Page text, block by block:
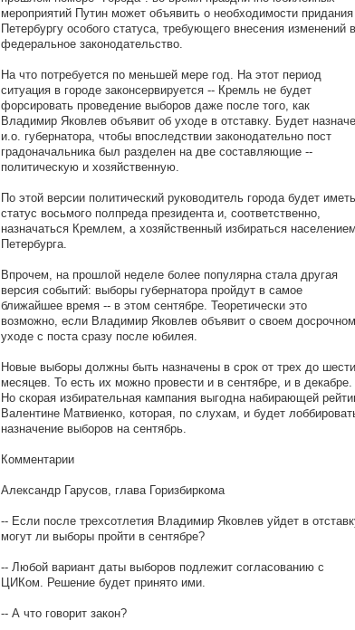
мероприятий Путин может объявить о необходимости придания
Петербургу особого статуса, требующего внесения изменений в
федеральное законодательство.
На что потребуется по меньшей мере год. На этот период
ситуация в городе законсервируется -- Кремль не будет
форсировать проведение выборов даже после того, как
Владимир Яковлев объявит об уходе в отставку. Будет
и.о. губернатора, чтобы впоследствии законодательно пост
градоначальника был разделен на две составляющие --
политическую и хозяйственную.
По этой версии политический руководитель города будет иметь
статус восьмого полпреда президента и, соответственно,
назначаться Кремлем, а хозяйственный избираться населением
Петербурга.
Впрочем, на прошлой неделе более популярна стала другая
версия событий: выборы губернатора пройдут в самое
ближайшее время -- в этом сентябре. Теоретически это
возможно, если Владимир Яковлев объявит о своем досрочном
уходе с поста сразу после юбилея.
Новые выборы должны быть назначены в срок от трех до шести
месяцев. То есть их можно провести и в сентябре, и в декабре.
Но скорая избирательная кампания выгодна набирающей
Валентине Матвиенко, которая, по слухам, и будет
назначение выборов на сентябрь.
Комментарии
Александр Гарусов, глава Горизбиркома
-- Если после трехсотлетия Владимир Яковлев уйдет в
могут ли выборы пройти в сентябре?
-- Любой вариант даты выборов подлежит согласованию с
ЦИКом. Решение будет принято ими.
-- А что говорит закон?